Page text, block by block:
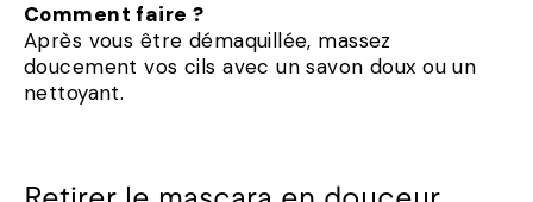
Comment faire ?
Après vous être démaquillée, massez
doucement vos cils avec un savon doux ou un
nettoyant.